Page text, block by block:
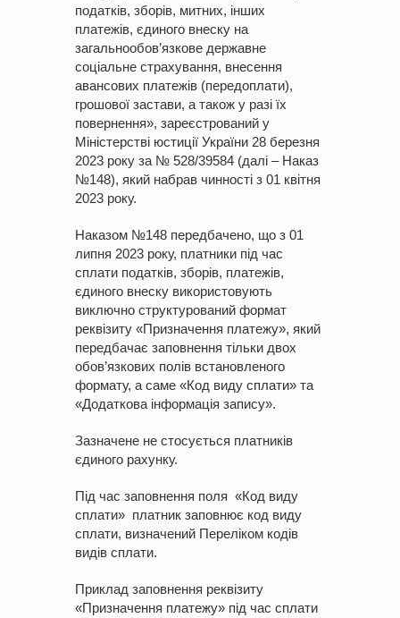
податків, зборів, митних, інших
платежів, єдиного внеску на
загальнообов’язкове державне
соціальне страхування, внесення
авансових платежів (передоплати),
грошової застави, а також у разі їх
повернення», зареєстрований у
Міністерстві юстиції України 28 березня
2023 року за № 528/39584 (далі – Наказ
№148), який набрав чинності з 01 квітня
2023 року.
Наказом №148 передбачено, що з 01
липня 2023 року, платники під час
сплати податків, зборів, платежів,
єдиного внеску використовують
виключно структурований формат
реквізиту «Призначення платежу», який
передбачає заповнення тільки двох
обов’язкових полів встановленого
формату, а саме «Код виду сплати» та
«Додаткова інформація запису».
Зазначене не стосується платників
єдиного рахунку.
Під час заповнення поля «Код виду
сплати» платник заповнює код виду
сплати, визначений Переліком кодів
видів сплати.
Приклад заповнення реквізиту
«Призначення платежу» під час сплати